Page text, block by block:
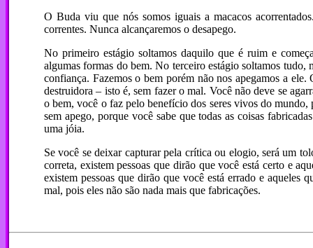
O Buda viu que nós somos iguais a macacos
correntes. Nunca alcançaremos o desapego.
No primeiro estágio soltamos daquilo que é ruim e
algumas formas do bem. No terceiro estágio soltamos
confiança. Fazemos o bem porém não nos apegamos a
destruidora – isto é, sem fazer o mal. Você não deve se
o bem, você o faz pelo benefício dos seres vivos do
sem apego, porque você sabe que todas as coisas
uma jóia.
Se você se deixar capturar pela crítica ou elogio, será um
correta, existem pessoas que dirão que você está certo e
existem pessoas que dirão que você está errado e aqueles
mal, pois eles não são nada mais que fabricações.